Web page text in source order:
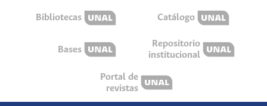
Bibliotecas Catálogo
Bases
Repositorio
institucional
Portal de
revistas